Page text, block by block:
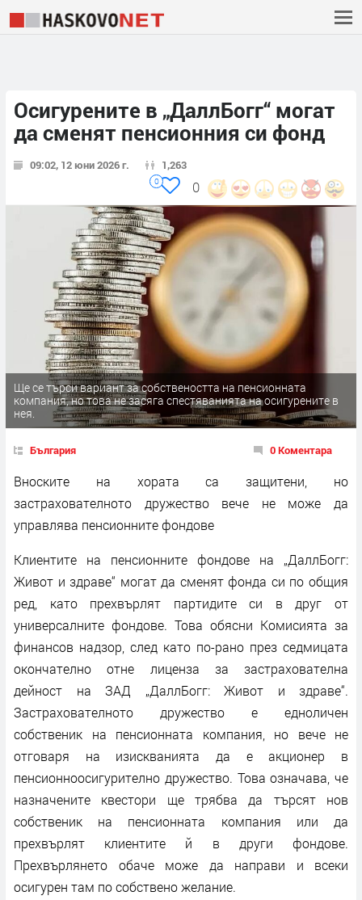
Осигурените в „ДаллБогг“ могат
да сменят пенсионния си фонд
09:02, 12 юни 2026 г. 1,263
0
0
Ще се търси вариант за собствеността на пенсионната
компания, но това не засяга спестяванията на осигурените в
нея.
България 0 Коментара
Вноските на хората са защитени, но
застрахователното дружество вече не може да
управлява пенсионните фондове
Клиентите на пенсионните фондове на „ДаллБогг:
Живот и здраве“ могат да сменят фонда си по общия
ред, като прехвърлят партидите си в друг от
универсалните фондове. Това обясни Комисията за
финансов надзор, след като по-рано през седмицата
окончателно отне лиценза за застрахователна
дейност на ЗАД „ДаллБогг: Живот и здраве“.
Застрахователното дружество е едноличен
собственик на пенсионната компания, но вече не
отговаря на изискванията да е акционер в
пенсионноосигурително дружество. Това означава, че
назначените квестори ще трябва да търсят нов
собственик на пенсионната компания или да
прехвърлят клиентите й в други фондове.
Прехвърлянето обаче може да направи и всеки
осигурен там по собствено желание.